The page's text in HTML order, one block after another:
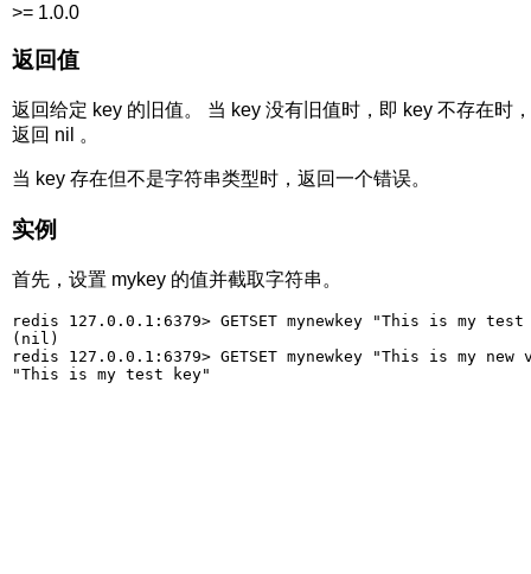
>= 1.0.0
返回值
返回给定 key 的旧值。 当 key 没有旧值时，即 key 不存在时，
返回 nil 。
当 key 存在但不是字符串类型时，返回一个错误。
实例
首先，设置 mykey 的值并截取字符串。
redis 127.0.0.1:6379> GETSET mynewkey "This is my
(nil)
redis 127.0.0.1:6379> GETSET mynewkey "This is my